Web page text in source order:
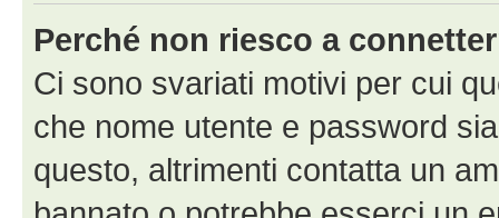
Perché non riesco a
Ci sono svariati motivi per cui
che nome utente e password
questo, altrimenti contatta un